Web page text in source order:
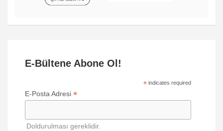
E-Bültene Abone Ol!
* indicates required
E-Posta Adresi *
Doldurulması gereklidir.